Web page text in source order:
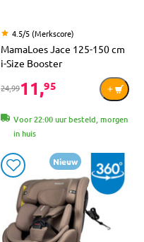
4.5/5 (Merkscore)
MamaLoes Jace 125-150 cm
i-Size Booster
24,9911,95
Voor 22:00 uur besteld, morgen
in huis
Nieuw